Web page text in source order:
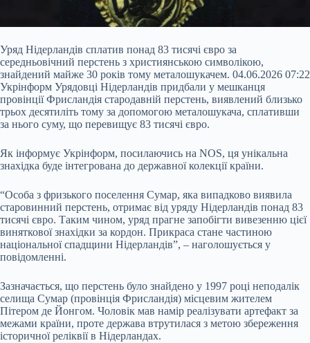
Уряд Нідерландів сплатив понад 83 тисячі євро за
середньовічний перстень з християнською символікою,
знайдений майже 30 років тому металошукачем. 04.06.2026 07:22
Укрінформ Урядовці Нідерландів придбали у мешканця
провінції Фрисландія стародавній перстень, виявлений близько
трьох десятиліть тому за допомогою металошукача, сплативши
за нього суму, що перевищує 83 тисячі євро.
Як інформує Укрінформ, посилаючись на NOS, ця унікальна
знахідка буде інтегрована до державної колекції країни.
“Особа з фризького поселення Сумар, яка випадково виявила
старовинний перстень, отримає від уряду Нідерландів понад 83
тисячі євро. Таким чином, уряд прагне запобігти вивезенню цієї
виняткової знахідки за кордон. Прикраса стане частиною
національної спадщини Нідерландів”, – наголошується у
повідомленні.
Зазначається, що перстень було знайдено у 1997 році неподалік
селища Сумар (провінція Фрисландія) місцевим жителем
Пітером де Йонгом. Чоловік мав намір реалізувати артефакт за
межами країни, проте держава втрутилася з метою збереження
історичної реліквії в Нідерландах.